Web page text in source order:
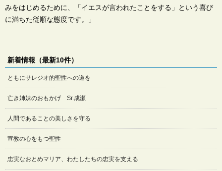
新着情報（最新10件）
ともにサレジオ的聖性への道を
亡き姉妹のおもかげ Sr.成瀬
人間であることの美しさを守る
宣教の心をもつ聖性
忠実なおとめマリア、わたしたちの忠実を支える
みをはじめるために、「イエスが言われたことをする」という喜び
に満ちた従順な態度です。」